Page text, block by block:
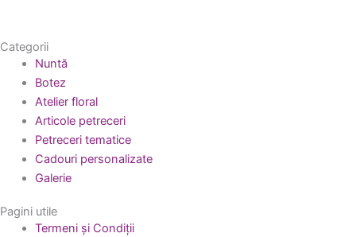
Categorii
Nuntă
Botez
Atelier floral
Articole petreceri
Petreceri tematice
Cadouri personalizate
Galerie
Pagini utile
Termeni și Condiții